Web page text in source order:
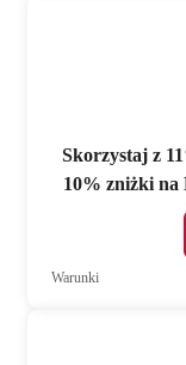
Skorzystaj z
10% zniżki na
Warunki